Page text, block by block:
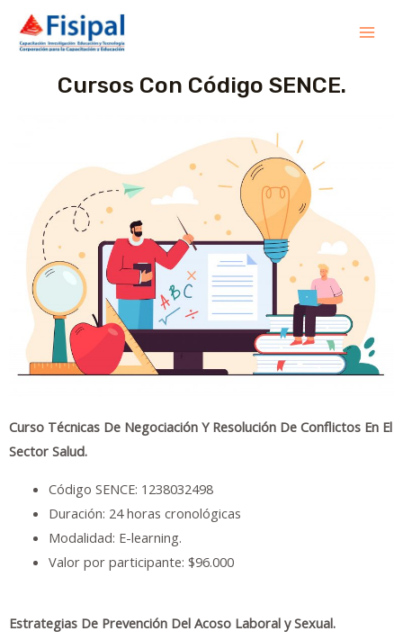
Cursos Con Código SENCE.
Curso Técnicas De Negociación Y Resolución De Conflictos En El
Sector Salud.
Código SENCE: 1238032498
Duración: 24 horas cronológicas
Modalidad: E-learning.
Valor por participante: $96.000
Estrategias De Prevención Del Acoso Laboral y Sexual.